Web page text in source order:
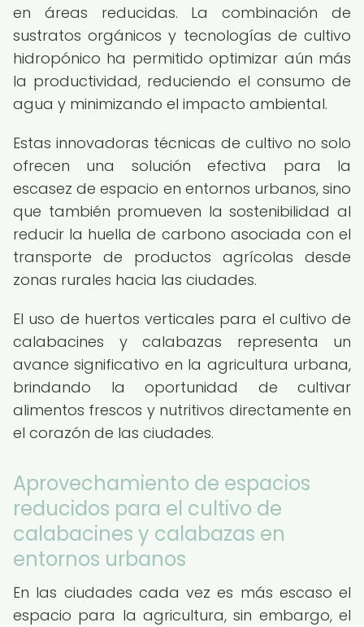
en áreas reducidas. La combinación de
sustratos orgánicos y tecnologías de cultivo
hidropónico ha permitido optimizar aún más
la productividad, reduciendo el consumo de
agua y minimizando el impacto ambiental.
Estas innovadoras técnicas de cultivo no solo
ofrecen una solución efectiva para la
escasez de espacio en entornos urbanos, sino
que también promueven la sostenibilidad al
reducir la huella de carbono asociada con el
transporte de productos agrícolas desde
zonas rurales hacia las ciudades.
El uso de huertos verticales para el cultivo de
calabacines y calabazas representa un
avance significativo en la agricultura urbana,
brindando la oportunidad de cultivar
alimentos frescos y nutritivos directamente en
el corazón de las ciudades.
Aprovechamiento de espacios
reducidos para el cultivo de
calabacines y calabazas en
entornos urbanos
En las ciudades cada vez es más escaso el
espacio para la agricultura, sin embargo, el